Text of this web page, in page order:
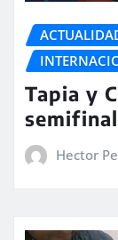
Tapia y
Hector